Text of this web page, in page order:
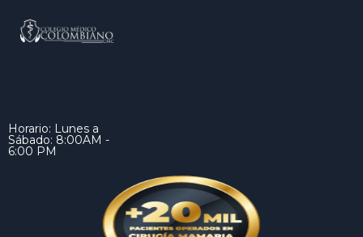
Horario: Lunes a
Sábado: 8:00AM -
6:00 PM